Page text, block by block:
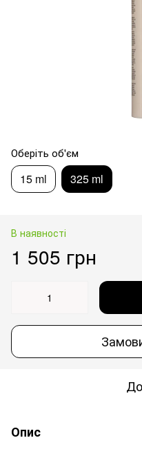
Оберіть об'єм
15 ml 325 ml
В наявності
1 505 грн
Опис